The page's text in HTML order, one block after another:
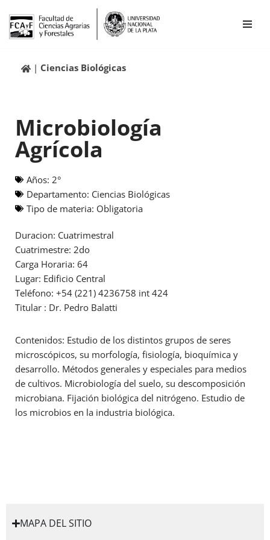
Ir
contenidoCiencias Biológicas
Microbiología
Agrícola
Años: 2°
Departamento: Ciencias Biológicas
Tipo de materia: Obligatoria
Duracion: Cuatrimestral
Cuatrimestre: 2do
Carga Horaria: 64
Lugar: Edificio Central
Teléfono: +54 (221) 4236758 int 424
Titular : Dr. Pedro Balatti
Contenidos: Estudio de los distintos grupos de seres
microscópicos, su morfología, fisiología, bioquímica y
desarrollo. Métodos generales y especiales para medios
de cultivos. Microbiología del suelo, su descomposición
microbiana. Fijación biológica del nitrógeno. Estudio de
los microbios en la industria biológica.
MAPA DEL SITIO